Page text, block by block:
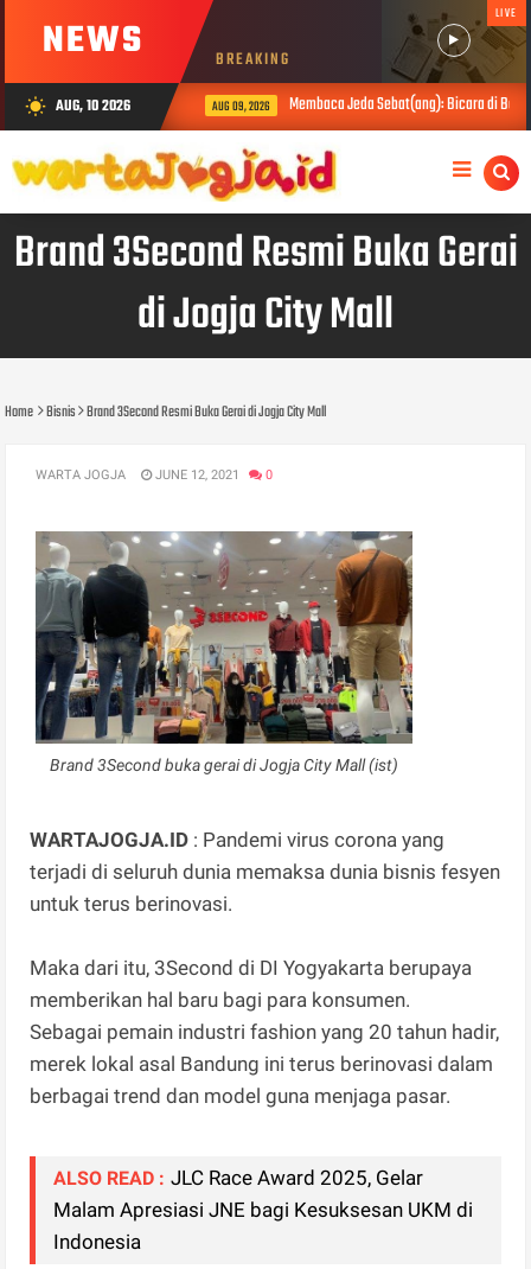
NEWS BREAKING
LIVE
wb_sunny AUG, 10 2026 AUG 09, 2026 Membaca Jeda Sebat(ang): Bicara di
Brand 3Second Resmi Buka Gerai
di Jogja City Mall
Home Bisnis Brand 3Second Resmi Buka Gerai di Jogja City Mall
WARTA JOGJA JUNE 12, 2021 0
Brand 3Second buka gerai di Jogja City Mall (ist)
WARTAJOGJA.ID : Pandemi virus corona yang
terjadi di seluruh dunia memaksa dunia bisnis fesyen
untuk terus berinovasi.
Maka dari itu, 3Second di DI Yogyakarta berupaya
memberikan hal baru bagi para konsumen.
Sebagai pemain industri fashion yang 20 tahun hadir,
merek lokal asal Bandung ini terus berinovasi dalam
berbagai trend dan model guna menjaga pasar.
ALSO READ : JLC Race Award 2025, Gelar
Malam Apresiasi JNE bagi Kesuksesan UKM di
Indonesia